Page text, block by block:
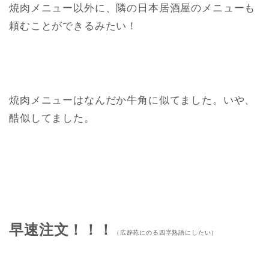
焼肉メニュー以外に、隣の日本居酒屋のメニューも
頼むことができるみたい！
焼肉メニューはなんだか牛角に似てました。いや、
酷似してました。
早速注文！！！ （広辞苑にのる四字熟語にしたい）